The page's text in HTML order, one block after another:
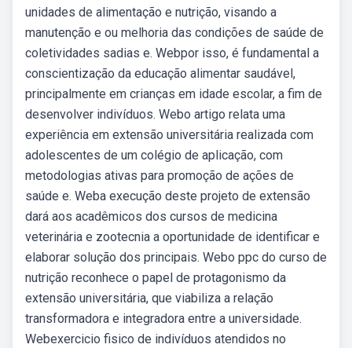
unidades de alimentação e nutrição, visando a
manutenção e ou melhoria das condições de saúde de
coletividades sadias e. Webpor isso, é fundamental a
conscientização da educação alimentar saudável,
principalmente em crianças em idade escolar, a fim de
desenvolver indivíduos. Webo artigo relata uma
experiência em extensão universitária realizada com
adolescentes de um colégio de aplicação, com
metodologias ativas para promoção de ações de
saúde e. Weba execução deste projeto de extensão
dará aos acadêmicos dos cursos de medicina
veterinária e zootecnia a oportunidade de identificar e
elaborar solução dos principais. Webo ppc do curso de
nutrição reconhece o papel de protagonismo da
extensão universitária, que viabiliza a relação
transformadora e integradora entre a universidade.
Webexercicio fisico de indivíduos atendidos no